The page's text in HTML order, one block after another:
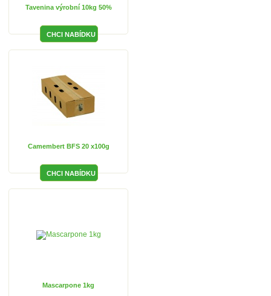
Tavenina výrobní 10kg 50%
Camembert BFS 20 x100g
Mascarpone 1kg